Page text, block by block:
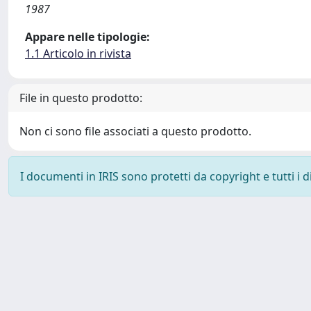
1987
Appare nelle tipologie:
1.1 Articolo in rivista
File in questo prodotto:
Non ci sono file associati a questo prodotto.
I documenti in IRIS sono protetti da copyright e tutti i